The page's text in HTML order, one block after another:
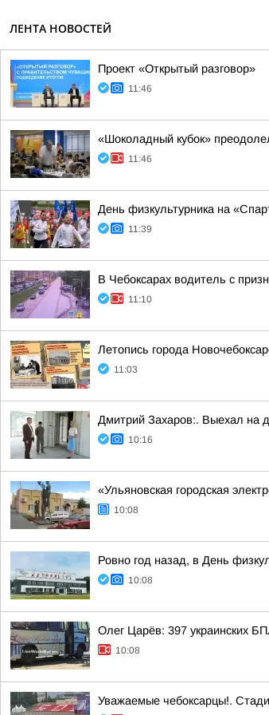
ЛЕНТА НОВОСТЕЙ
Проект «Открытый разговор»
11:46
«Шоколадный кубок»
11:46
День физкультурника на
11:39
В Чебоксарах водитель с
11:10
Летопись города
11:03
Дмитрий Захаров:. Выехал на
10:16
«Ульяновская городская
10:08
Ровно год назад, в День
10:08
Олег Царёв: 397 украинских
10:08
Уважаемые чебоксарцы!.